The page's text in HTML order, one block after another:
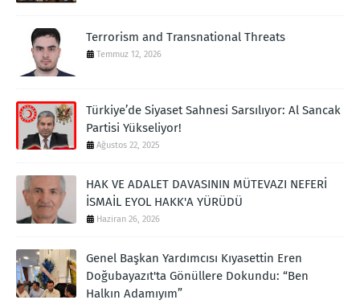
Terrorism and Transnational Threats
Temmuz 12, 2026
Türkiye’de Siyaset Sahnesi Sarsılıyor: Al Sancak
Partisi Yükseliyor!
Ağustos 22, 2025
HAK VE ADALET DAVASININ MÜTEVAZI NEFERİ
İSMAİL EYOL HAKK'A YÜRÜDÜ
Haziran 26, 2026
Genel Başkan Yardımcısı Kıyasettin Eren
Doğubayazıt'ta Gönüllere Dokundu: “Ben
Halkın Adamıyım”